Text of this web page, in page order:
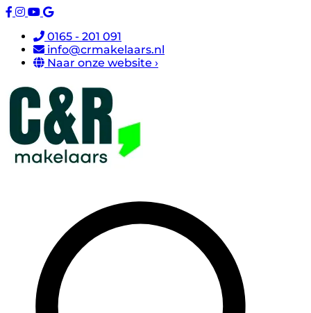
0165 - 201 091
info@crmakelaars.nl
Naar onze website ›